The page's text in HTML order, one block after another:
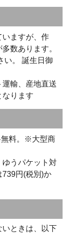
いますが、作
数あります。
い。 誕生日御
運輸、産地直送
なります
無料。※大型商
ゆうパケット対
739円(税別)か
いときは、以下